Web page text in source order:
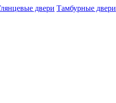
двери Тамбурные двери